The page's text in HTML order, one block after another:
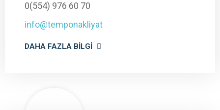
0(554) 976 60 70
info@temponakliyat
DAHA FAZLA BILGI